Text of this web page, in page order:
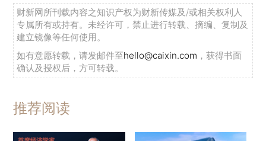
财新网所刊载内容之知识产权为财新传媒及/或相关权利人
专属所有或持有。未经许可，禁止进行转载、摘编、复制及
建立镜像等任何使用。
如有意愿转载，请发邮件至hello@caixin.com ，获得书面
确认及授权后，方可转载。
推荐阅读